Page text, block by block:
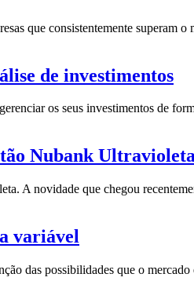
que consistentemente superam
de investimentos
os seus investimentos de
Nubank
A novidade que chegou
variável
das possibilidades que o